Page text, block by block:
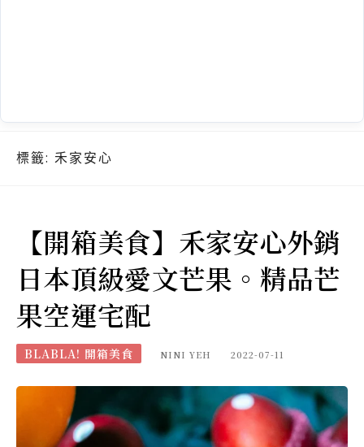
標籤: 禾家安心
【開箱美食】禾家安心外銷
日本頂級愛文芒果。精品芒
果空運宅配
BLABLA! 開箱美食 NINI YEH 2022-07-11